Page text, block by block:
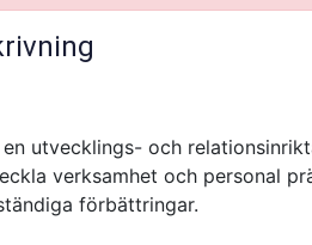
utvecklings- och
verksamhet och personal
förbättringar.